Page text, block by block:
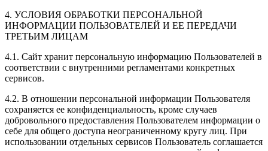
4. УСЛОВИЯ ОБРАБОТКИ ПЕРСОНАЛЬНОЙ
ИНФОРМАЦИИ ПОЛЬЗОВАТЕЛЕЙ И ЕЕ ПЕРЕДАЧИ
ТРЕТЬИМ ЛИЦАМ
4.1. Сайт хранит персональную информацию Пользователей в
соответствии с внутренними регламентами конкретных
сервисов.
4.2. В отношении персональной информации Пользователя
сохраняется ее конфиденциальность, кроме случаев
добровольного предоставления Пользователем информации о
себе для общего доступа неограниченному кругу лиц. При
использовании отдельных сервисов Пользователь соглашается